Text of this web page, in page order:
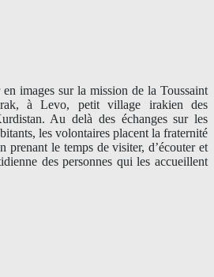
en images sur la mission de la Toussaint
à Levo, petit village irakien des
Au delà des échanges sur les
les volontaires placent la fraternité
prenant le temps de visiter, d’écouter et
des personnes qui les accueillent